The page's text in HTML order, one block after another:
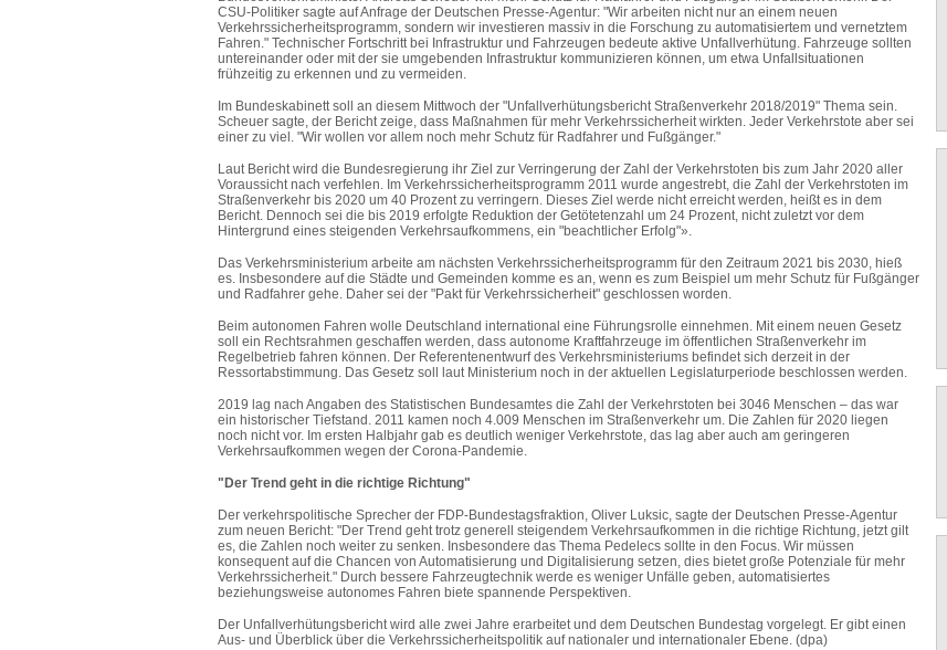
CSU-Politiker sagte auf Anfrage der Deutschen Presse-Agentur: "Wir arbeiten nicht nur an einem neuen
Verkehrssicherheitsprogramm, sondern wir investieren massiv in die Forschung zu automatisiertem und vernetztem
Fahren." Technischer Fortschritt bei Infrastruktur und Fahrzeugen bedeute aktive Unfallverhütung. Fahrzeuge sollten
untereinander oder mit der sie umgebenden Infrastruktur kommunizieren können, um etwa Unfallsituationen
frühzeitig zu erkennen und zu vermeiden.
Im Bundeskabinett soll an diesem Mittwoch der "Unfallverhütungsbericht Straßenverkehr 2018/2019" Thema sein.
Scheuer sagte, der Bericht zeige, dass Maßnahmen für mehr Verkehrssicherheit wirkten. Jeder Verkehrstote aber sei
einer zu viel. "Wir wollen vor allem noch mehr Schutz für Radfahrer und Fußgänger."
Laut Bericht wird die Bundesregierung ihr Ziel zur Verringerung der Zahl der Verkehrstoten bis zum Jahr 2020 aller
Voraussicht nach verfehlen. Im Verkehrssicherheitsprogramm 2011 wurde angestrebt, die Zahl der Verkehrstoten im
Straßenverkehr bis 2020 um 40 Prozent zu verringern. Dieses Ziel werde nicht erreicht werden, heißt es in dem
Bericht. Dennoch sei die bis 2019 erfolgte Reduktion der Getötetenzahl um 24 Prozent, nicht zuletzt vor dem
Hintergrund eines steigenden Verkehrsaufkommens, ein "beachtlicher Erfolg"».
Das Verkehrsministerium arbeite am nächsten Verkehrssicherheitsprogramm für den Zeitraum 2021 bis 2030, hieß
es. Insbesondere auf die Städte und Gemeinden komme es an, wenn es zum Beispiel um mehr Schutz für Fußgänger
und Radfahrer gehe. Daher sei der "Pakt für Verkehrssicherheit" geschlossen worden.
Beim autonomen Fahren wolle Deutschland international eine Führungsrolle einnehmen. Mit einem neuen Gesetz
soll ein Rechtsrahmen geschaffen werden, dass autonome Kraftfahrzeuge im öffentlichen Straßenverkehr im
Regelbetrieb fahren können. Der Referentenentwurf des Verkehrsministeriums befindet sich derzeit in der
Ressortabstimmung. Das Gesetz soll laut Ministerium noch in der aktuellen Legislaturperiode beschlossen werden.
2019 lag nach Angaben des Statistischen Bundesamtes die Zahl der Verkehrstoten bei 3046 Menschen – das war
ein historischer Tiefstand. 2011 kamen noch 4.009 Menschen im Straßenverkehr um. Die Zahlen für 2020 liegen
noch nicht vor. Im ersten Halbjahr gab es deutlich weniger Verkehrstote, das lag aber auch am geringeren
Verkehrsaufkommen wegen der Corona-Pandemie.
"Der Trend geht in die richtige Richtung"
Der verkehrspolitische Sprecher der FDP-Bundestagsfraktion, Oliver Luksic, sagte der Deutschen Presse-Agentur
zum neuen Bericht: "Der Trend geht trotz generell steigendem Verkehrsaufkommen in die richtige Richtung, jetzt gilt
es, die Zahlen noch weiter zu senken. Insbesondere das Thema Pedelecs sollte in den Focus. Wir müssen
konsequent auf die Chancen von Automatisierung und Digitalisierung setzen, dies bietet große Potenziale für mehr
Verkehrssicherheit." Durch bessere Fahrzeugtechnik werde es weniger Unfälle geben, automatisiertes
beziehungsweise autonomes Fahren biete spannende Perspektiven.
Der Unfallverhütungsbericht wird alle zwei Jahre erarbeitet und dem Deutschen Bundestag vorgelegt. Er gibt einen
Aus- und Überblick über die Verkehrssicherheitspolitik auf nationaler und internationaler Ebene. (dpa)